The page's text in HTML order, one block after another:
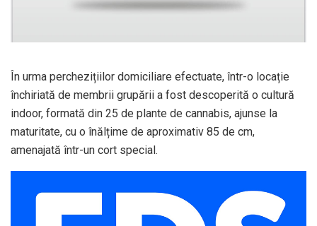
În urma perchezițiilor domiciliare efectuate, într-o locație
închiriată de membrii grupării a fost descoperită o cultură
indoor, formată din 25 de plante de cannabis, ajunse la
maturitate, cu o înălțime de aproximativ 85 de cm,
amenajată într-un cort special.